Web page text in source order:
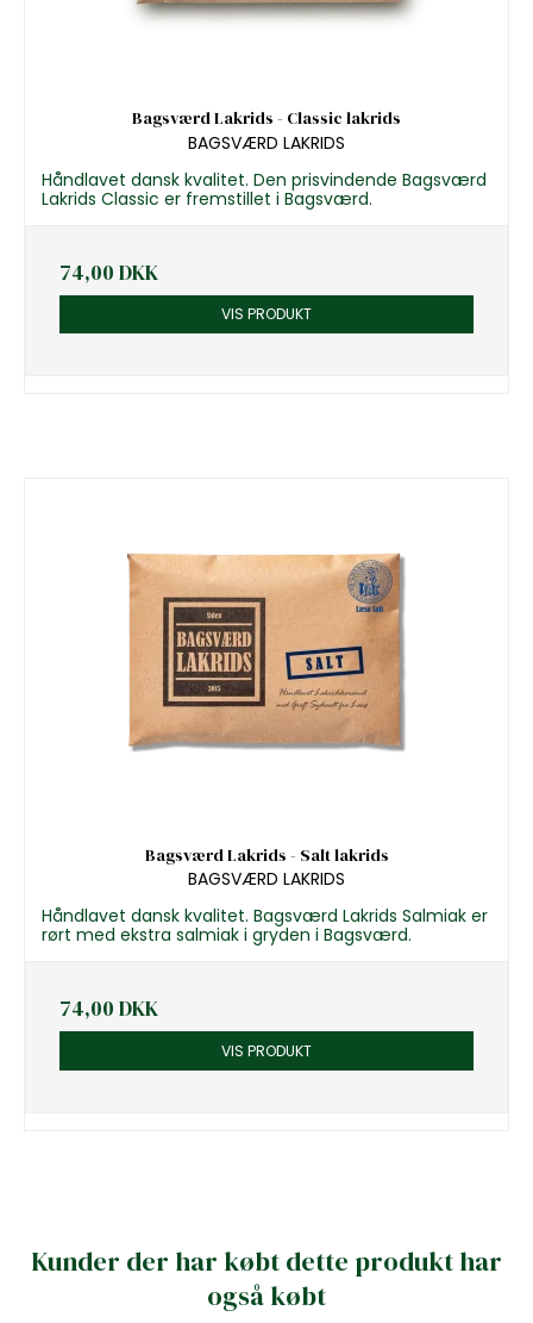
Bagsværd Lakrids - Classic lakrids
BAGSVÆRD LAKRIDS
Håndlavet dansk kvalitet. Den prisvindende Bagsværd
Lakrids Classic er fremstillet i Bagsværd.
74,00 DKK
VIS PRODUKT
Bagsværd Lakrids - Salt lakrids
BAGSVÆRD LAKRIDS
Håndlavet dansk kvalitet. Bagsværd Lakrids Salmiak er
rørt med ekstra salmiak i gryden i Bagsværd.
74,00 DKK
VIS PRODUKT
Kunder der har købt dette produkt har
også købt